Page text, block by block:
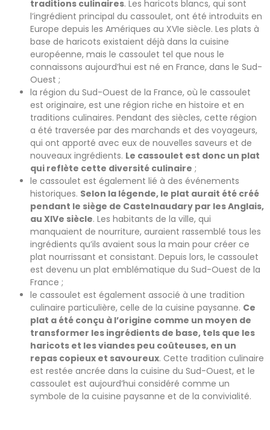
traditions culinaires. Les haricots blancs, qui sont
l’ingrédient principal du cassoulet, ont été introduits en
Europe depuis les Amériques au XVIe siècle. Les plats à
base de haricots existaient déjà dans la cuisine
européenne, mais le cassoulet tel que nous le
connaissons aujourd’hui est né en France, dans le Sud-
Ouest ;
la région du Sud-Ouest de la France, où le cassoulet
est originaire, est une région riche en histoire et en
traditions culinaires. Pendant des siècles, cette région
a été traversée par des marchands et des voyageurs,
qui ont apporté avec eux de nouvelles saveurs et de
nouveaux ingrédients. Le cassoulet est donc un plat
qui reflète cette diversité culinaire ;
le cassoulet est également lié à des événements
historiques. Selon la légende, le plat aurait été créé
pendant le siège de Castelnaudary par les Anglais,
au XIVe siècle. Les habitants de la ville, qui
manquaient de nourriture, auraient rassemblé tous les
ingrédients qu’ils avaient sous la main pour créer ce
plat nourrissant et consistant. Depuis lors, le cassoulet
est devenu un plat emblématique du Sud-Ouest de la
France ;
le cassoulet est également associé à une tradition
culinaire particulière, celle de la cuisine paysanne. Ce
plat a été conçu à l’origine comme un moyen de
transformer les ingrédients de base, tels que les
haricots et les viandes peu coûteuses, en un
repas copieux et savoureux. Cette tradition culinaire
est restée ancrée dans la cuisine du Sud-Ouest, et le
cassoulet est aujourd’hui considéré comme un
symbole de la cuisine paysanne et de la convivialité.